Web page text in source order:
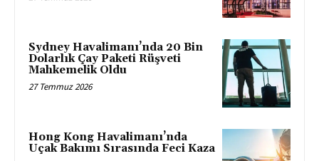
Sydney Havalimanı’nda 20 Bin
Dolarlık Çay Paketi Rüşveti
Mahkemelik Oldu
27 Temmuz 2026
Hong Kong Havalimanı’nda
Uçak Bakımı Sırasında Feci Kaza